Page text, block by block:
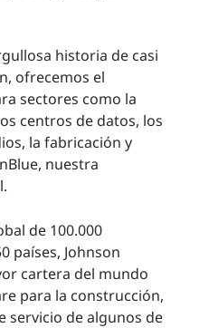
historia de casi
ofrecemos el
sectores como la
centros de datos, los
la fabricación y
nuestra
de 100.000
países, Johnson
cartera del mundo
para la construcción,
servicio de algunos de